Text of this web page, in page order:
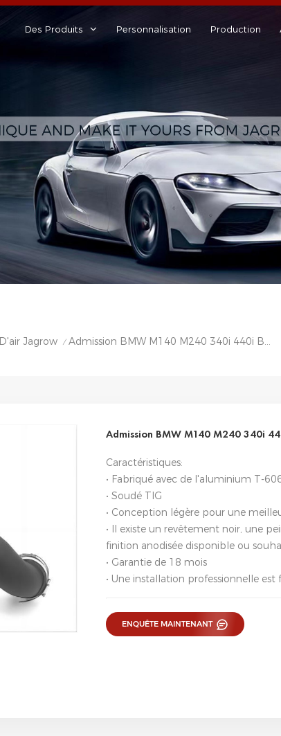
Des Produits Personnalisation Production
Jagrow / Admission BMW M140 M240 340i 440i B58 3.0L
Admission BMW M140 M240 340i
Caractéristiques:
• Fabriqué avec de l'aluminium T-
• Soudé TIG
• Conception légère pour une
• Il existe un revêtement noir, une
finition anodisée disponible ou
• Garantie de 18 mois
• Une installation professionnelle
ENQUÊTE MAINTENANT